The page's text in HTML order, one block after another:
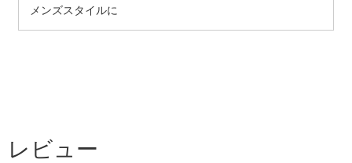
メンズスタイルに
レビュー